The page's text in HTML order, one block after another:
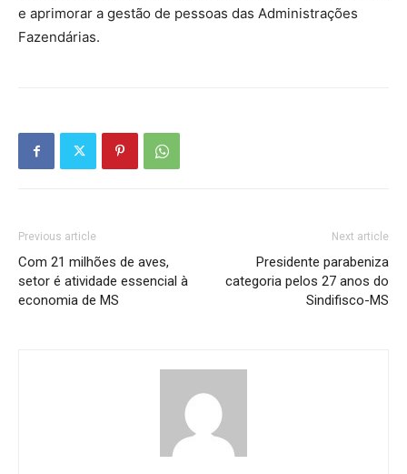
e aprimorar a gestão de pessoas das Administrações
Fazendárias.
Previous article
Com 21 milhões de aves,
setor é atividade essencial à
economia de MS
Next article
Presidente parabeniza
categoria pelos 27 anos do
Sindifisco-MS